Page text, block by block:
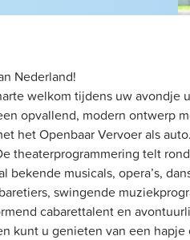
Nederland!
welkom tijdens uw avondje
opvallend, modern ontwerp
het Openbaar Vervoer als
theaterprogrammering telt
musicals, opera’s,
swingende
cabarettalent en
kunt u genieten van een